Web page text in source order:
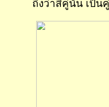
ถึงว่าสีคู่นั้น เป็น